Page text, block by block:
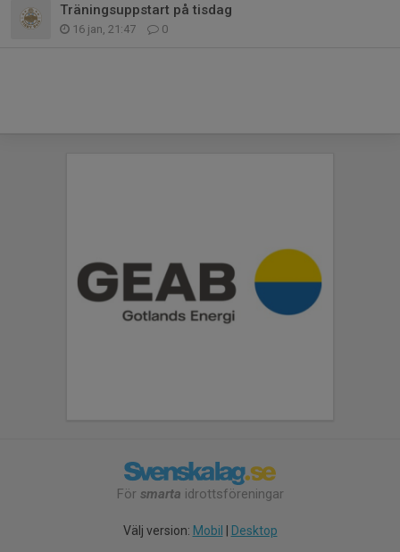
Träningsuppstart på tisdag
16 jan, 21:47 0
För smarta idrottsföreningar
Välj version: Mobil | Desktop